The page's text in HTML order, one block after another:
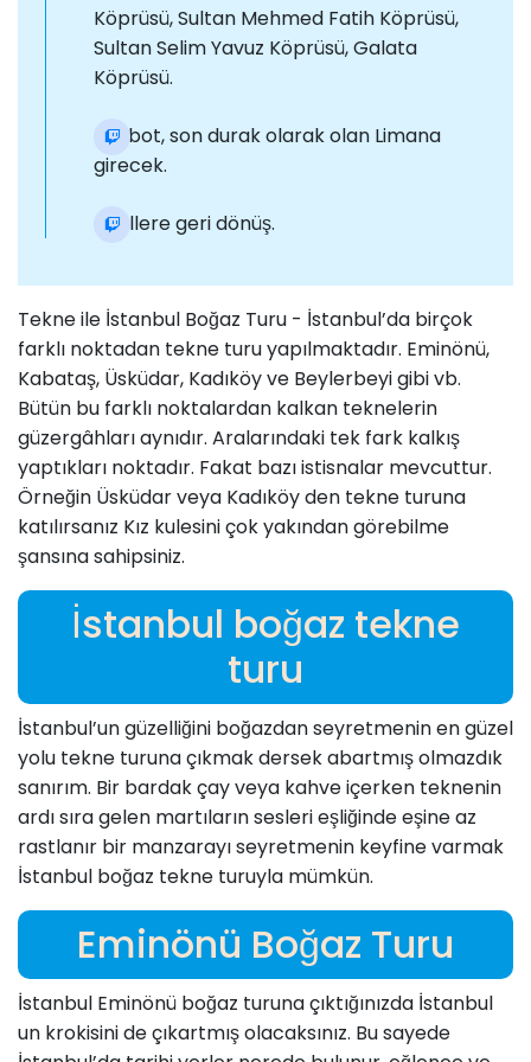
Köprüsü, Sultan Mehmed Fatih Köprüsü,
Sultan Selim Yavuz Köprüsü, Galata
Köprüsü.
Feribot, son durak olarak olan Limana
girecek.
Otellere geri dönüş.
Tekne ile İstanbul Boğaz Turu - İstanbul’da birçok
farklı noktadan tekne turu yapılmaktadır. Eminönü,
Kabataş, Üsküdar, Kadıköy ve Beylerbeyi gibi vb.
Bütün bu farklı noktalardan kalkan teknelerin
güzergâhları aynıdır. Aralarındaki tek fark kalkış
yaptıkları noktadır. Fakat bazı istisnalar mevcuttur.
Örneğin Üsküdar veya Kadıköy den tekne turuna
katılırsanız Kız kulesini çok yakından görebilme
şansına sahipsiniz.
İstanbul boğaz tekne
turu
İstanbul’un güzelliğini boğazdan seyretmenin en güzel
yolu tekne turuna çıkmak dersek abartmış olmazdık
sanırım. Bir bardak çay veya kahve içerken teknenin
ardı sıra gelen martıların sesleri eşliğinde eşine az
rastlanır bir manzarayı seyretmenin keyfine varmak
İstanbul boğaz tekne turuyla mümkün.
Eminönü Boğaz Turu
İstanbul Eminönü boğaz turuna çıktığınızda İstanbul
un krokisini de çıkartmış olacaksınız. Bu sayede